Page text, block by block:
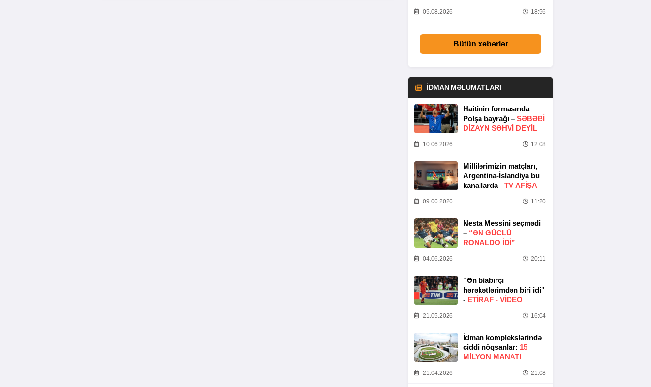
05.08.2026 18:56
Bütün xəbərlər
İDMAN MƏLUMATLARI
Haitinin formasında
Polşa bayrağı – SƏBƏBI
DIZAYN SƏHVI DEYIL
10.06.2026 12:08
Millilərimizin matçları,
Argentina-İslandiya bu
kanallarda - TV AFİŞA
09.06.2026 11:20
Nesta Messini seçmədi
– “ƏN GÜCLÜ
RONALDO IDI”
04.06.2026 20:11
“Ən biabırçı
hərəkətlərimdən biri idi”
- ETIRAF - VİDEO
21.05.2026 16:04
İdman komplekslərində
ciddi nöqsanlar: 15
MILYON MANAT!
21.04.2026 21:08